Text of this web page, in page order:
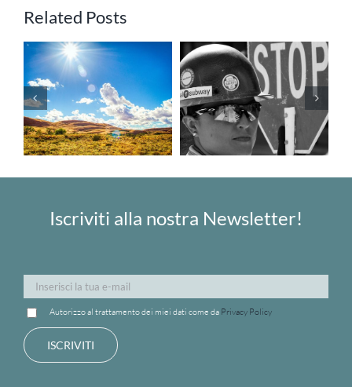
Related Posts
della Regione
Veneto
legittima la
sospensione
disciplinare
Iscriviti alla nostra Newsletter!
Autorizzo al trattamento dei miei dati come da Privacy Policy